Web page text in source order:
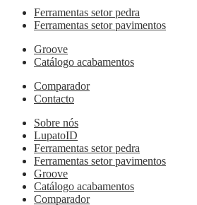
Ferramentas setor pedra
Ferramentas setor pavimentos
Groove
Catálogo acabamentos
Comparador
Contacto
Sobre nós
LupatoID
Ferramentas setor pedra
Ferramentas setor pavimentos
Groove
Catálogo acabamentos
Comparador